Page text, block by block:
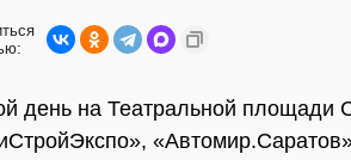
день на Театральной площади